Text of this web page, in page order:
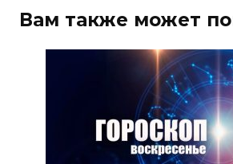
Вам также может